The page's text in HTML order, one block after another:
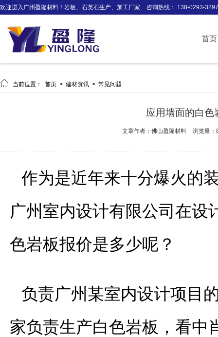
欢迎进入广州盈隆材料！岩板、石英石生产、加工厂家 咨询热线： 138-0293-3297
首页
 当前位置： 首页 > 建材资讯 > 常见问题
应用墙面的白色
文章作者：佛山盈隆材料 浏览量：
作为是近年来十分爆火的
广州室内设计有限公司在设
色岩板报价是多少呢？
负责广州某室内设计项目
家负责生产白色岩板，看中